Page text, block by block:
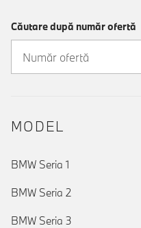
Căutare după număr ofertă
MODEL
BMW Seria 1
BMW Seria 2
BMW Seria 3